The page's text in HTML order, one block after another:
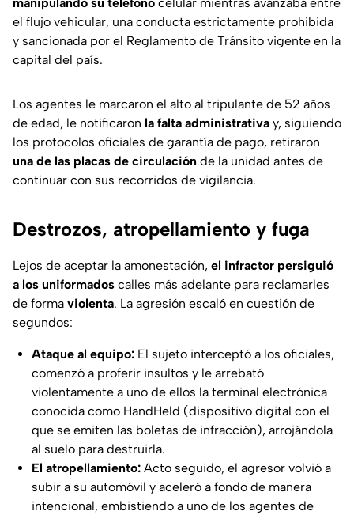
el flujo vehicular, una conducta estrictamente prohibida
y sancionada por el Reglamento de Tránsito vigente en la
capital del país.
Los agentes le marcaron el alto al tripulante de 52 años
de edad, le notificaron la falta administrativa y, siguiendo
los protocolos oficiales de garantía de pago, retiraron
una de las placas de circulación de la unidad antes de
continuar con sus recorridos de vigilancia.
Destrozos, atropellamiento y fuga
Lejos de aceptar la amonestación, el infractor persiguió
a los uniformados calles más adelante para reclamarles
de forma violenta. La agresión escaló en cuestión de
segundos:
Ataque al equipo: El sujeto interceptó a los oficiales,
comenzó a proferir insultos y le arrebató
violentamente a uno de ellos la terminal electrónica
conocida como HandHeld (dispositivo digital con el
que se emiten las boletas de infracción), arrojándola
al suelo para destruirla.
El atropellamiento: Acto seguido, el agresor volvió a
subir a su automóvil y aceleró a fondo de manera
intencional, embistiendo a uno de los agentes de